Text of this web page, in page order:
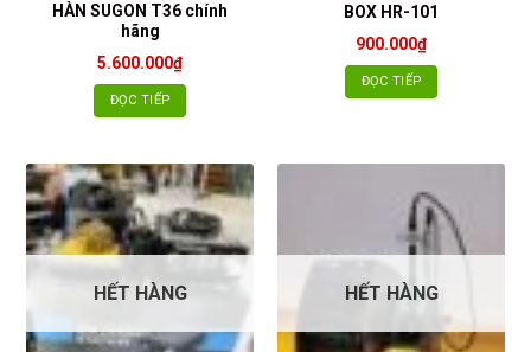
HÀN SUGON T36 chính
hãng
5.600.000₫
ĐỌC TIẾP
BOX HR-101
900.000₫
ĐỌC TIẾP
HẾT HÀNG HẾT HÀNG